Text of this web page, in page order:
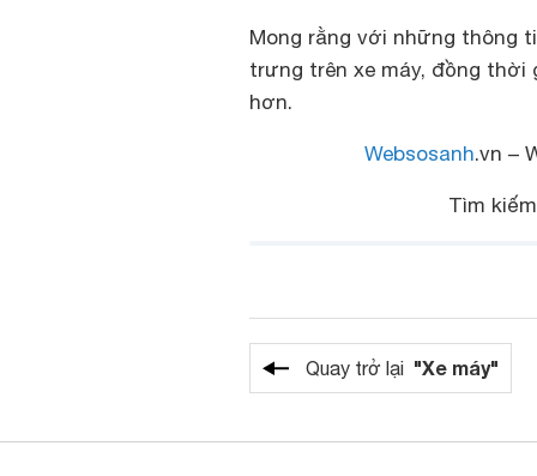
Mong rằng với những thông
trưng trên xe máy, đồng thời
hơn.
Websosanh.vn –
Tìm
Quay trở lại "Xe máy"